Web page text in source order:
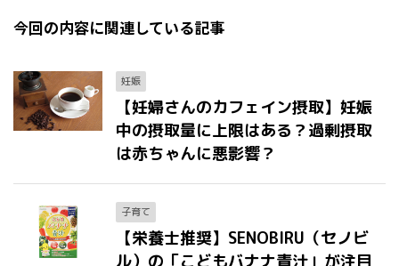
今回の内容に関連している記事
妊娠
【妊婦さんのカフェイン摂取】妊娠
中の摂取量に上限はある？過剰摂取
は赤ちゃんに悪影響？
子育て
【栄養士推奨】SENOBIRU（セノビ
ル）の「こどもバナナ青汁」が注目